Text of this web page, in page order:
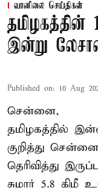
வானிலை செய்திகள்
இன்று
Published on: 10 Aug
சென்னை,
தமிழகத்தில்
குறித்து
தெரிவித்து
சுமார் 5.8 கிமீ